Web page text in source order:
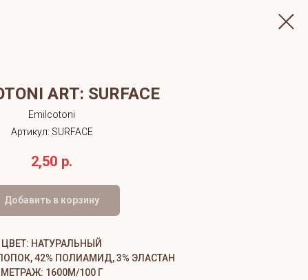
ART: SURFACE
Emilcotoni
Артикул: SURFACE
2,50 р.
Добавить в корзину
ЦВЕТ: НАТУРАЛЬНЫЙ
42% ПОЛИАМИД, 3% ЭЛАСТАН
МЕТРАЖ: 1600М/100 Г